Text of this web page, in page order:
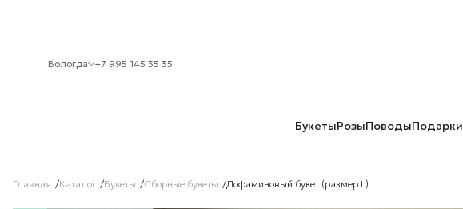
Вологда +7 995 145 35 35
БукетыРозыПоводыПодарки
Главная Каталог Букеты Сборные букеты Дофаминовый букет (размер L)